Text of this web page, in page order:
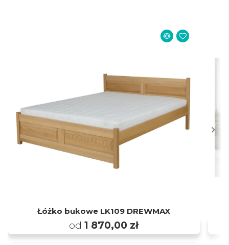
Łóżko bukowe LK109 DREWMAX
od 1 870,00 zł